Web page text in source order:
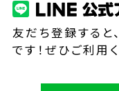
友だち登録すると
です！ぜひご利用